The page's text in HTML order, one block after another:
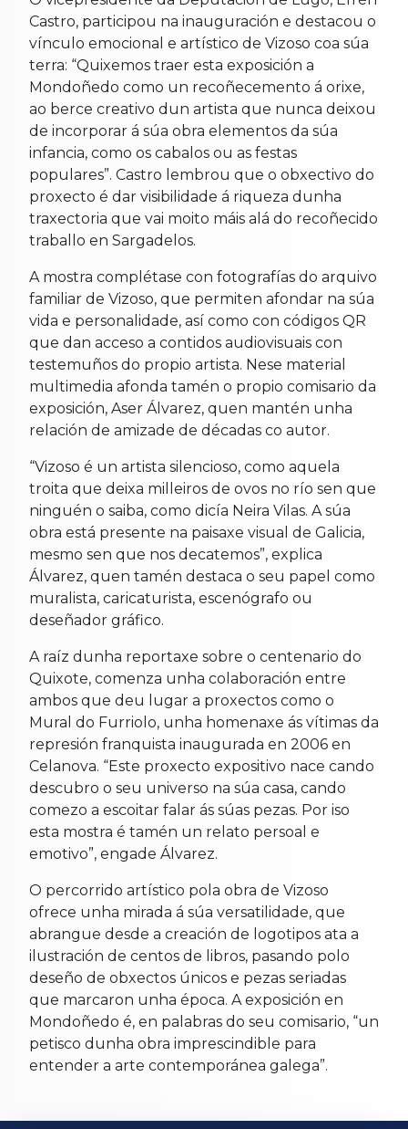
Castro, participou na inauguración e destacou o
vínculo emocional e artístico de Vizoso coa súa
terra: “Quixemos traer esta exposición a
Mondoñedo como un recoñecemento á orixe,
ao berce creativo dun artista que nunca deixou
de incorporar á súa obra elementos da súa
infancia, como os cabalos ou as festas
populares”. Castro lembrou que o obxectivo do
proxecto é dar visibilidade á riqueza dunha
traxectoria que vai moito máis alá do recoñecido
traballo en Sargadelos.
A mostra complétase con fotografías do arquivo
familiar de Vizoso, que permiten afondar na súa
vida e personalidade, así como con códigos QR
que dan acceso a contidos audiovisuais con
testemuños do propio artista. Nese material
multimedia afonda tamén o propio comisario da
exposición, Aser Álvarez, quen mantén unha
relación de amizade de décadas co autor.
“Vizoso é un artista silencioso, como aquela
troita que deixa milleiros de ovos no río sen que
ninguén o saiba, como dicía Neira Vilas. A súa
obra está presente na paisaxe visual de Galicia,
mesmo sen que nos decatemos”, explica
Álvarez, quen tamén destaca o seu papel como
muralista, caricaturista, escenógrafo ou
deseñador gráfico.
A raíz dunha reportaxe sobre o centenario do
Quixote, comenza unha colaboración entre
ambos que deu lugar a proxectos como o
Mural do Furriolo, unha homenaxe ás vítimas da
represión franquista inaugurada en 2006 en
Celanova. “Este proxecto expositivo nace cando
descubro o seu universo na súa casa, cando
comezo a escoitar falar ás súas pezas. Por iso
esta mostra é tamén un relato persoal e
emotivo”, engade Álvarez.
O percorrido artístico pola obra de Vizoso
ofrece unha mirada á súa versatilidade, que
abrangue desde a creación de logotipos ata a
ilustración de centos de libros, pasando polo
deseño de obxectos únicos e pezas seriadas
que marcaron unha época. A exposición en
Mondoñedo é, en palabras do seu comisario, “un
petisco dunha obra imprescindible para
entender a arte contemporánea galega”.